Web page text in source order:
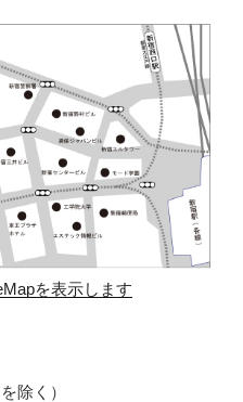
を表示します
除く）